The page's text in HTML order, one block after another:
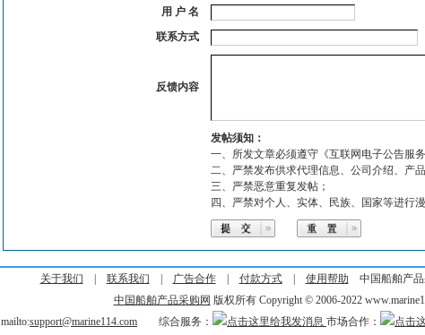
用 户 名
联系方式
反馈内容
发帖须知：
一、所发文章必须遵守《互联网电子公告服
二、严禁发布供求代理信息、公司介绍、产
三、严禁恶意重复发帖；
四、严禁对个人、实体、民族、国家等进行
关于我们 联系我们 广告合作| 付款方式| 使用帮助 中国船舶产品
中国船舶产品采购网 版权所有 Copyright © 2006-2022
mailto:support@marine114.com 综合服务： 市场合作：